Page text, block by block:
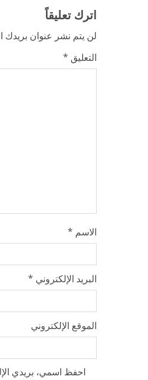
e
R
e
اترك تعليقاً
لن يتم نشر عنوان بريدك
التعليق *
الاسم *
البريد الإلكتروني *
الموقع الإلكتروني
احفظ اسمي، بريدي